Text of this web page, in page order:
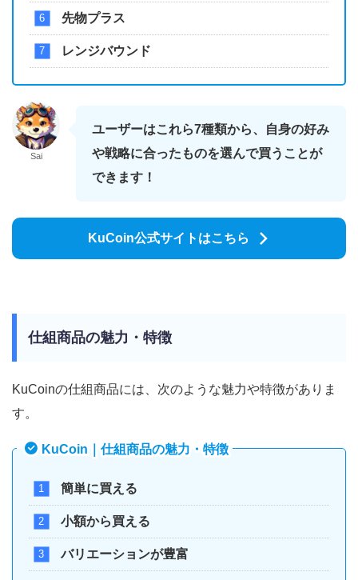
先物プラス
レンジバウンド
Sai
ユーザーはこれら7種類から、自身の好み
や戦略に合ったものを選んで買うことが
できます！
KuCoin公式サイトはこちら
仕組商品の魅力・特徴
KuCoinの仕組商品には、次のような魅力や特徴がありま
す。
KuCoin｜仕組商品の魅力・特徴
簡単に買える
小額から買える
バリエーションが豊富